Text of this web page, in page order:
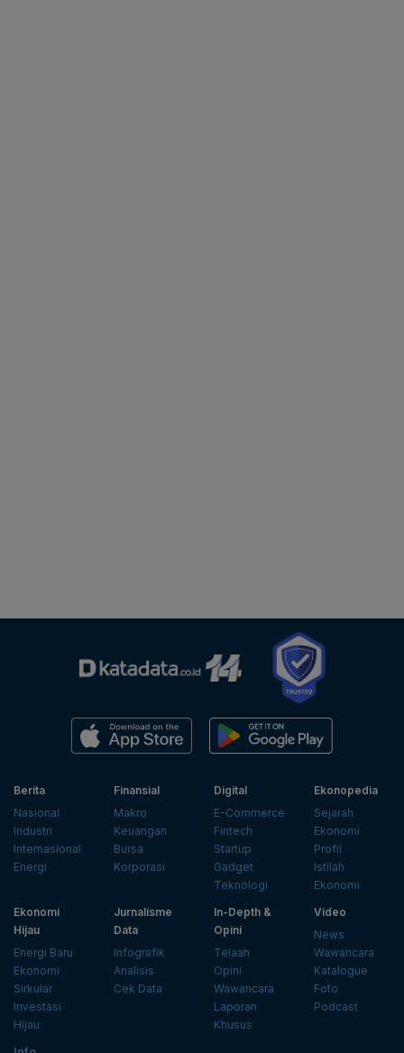
Berita
Nasional
Industri
Internasional
Energi
Finansial
Makro
Keuangan
Bursa
Korporasi
Digital
E-Commerce
Fintech
Startup
Gadget
Teknologi
Ekonopedia
Sejarah
Ekonomi
Profil
Istilah
Ekonomi
Ekonomi
Hijau
Energi Baru
Ekonomi
Sirkular
Investasi
Hijau
Jurnalisme
Data
Infografik
Analisis
Cek Data
In-Depth &
Opini
Telaah
Opini
Wawancara
Laporan
Khusus
Video
News
Wawancara
Katalogue
Foto
Podcast